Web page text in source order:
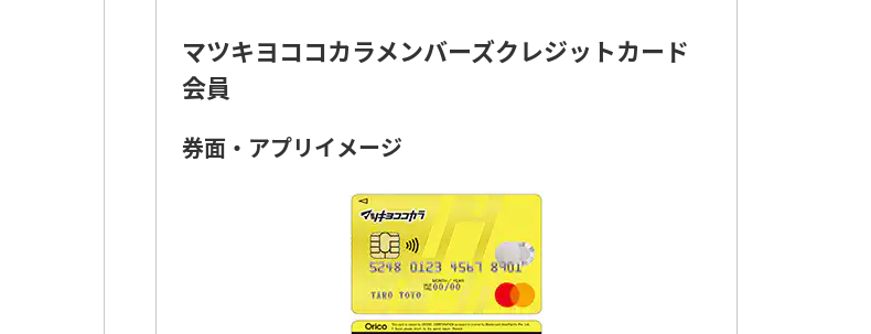
マツキヨココカラメンバーズクレジットカード
会員
券面・アプリイメージ